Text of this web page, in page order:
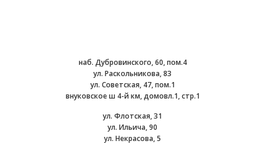
наб. Дубровинского, 60, пом.4
ул. Раскольникова, 83
ул. Советская, 47, пом.1
внуковское ш 4-й км, домовл.1, стр.1
ул. Флотская, 31
ул. Ильича, 90
ул. Некрасова, 5